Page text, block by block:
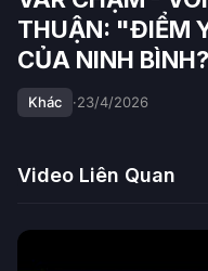
THUẬN: "ĐIỂM
CỦA NINH BÌNH?
Khác ·23/4/2026
Video Liên Quan